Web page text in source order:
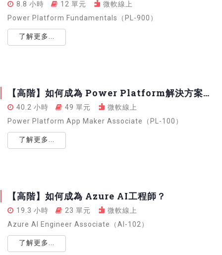
8.8 小時 12 單元
微軟線上
Power Platform Fundamentals（PL-900）
了解更多...
【高階】如何成為 Power Platform解決方案專家？
40.2 小時 49 單元
微軟線上
Power Platform App Maker Associate（PL-100）
了解更多...
【高階】如何成為 Azure AI工程師？
19.3 小時 23 單元
微軟線上
Azure AI Engineer Associate（AI-102）
了解更多...